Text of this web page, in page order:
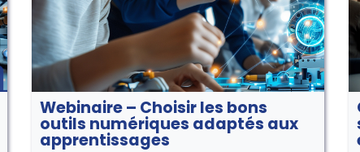
Webinaire – Choisir les bons
outils numériques adaptés aux
apprentissages